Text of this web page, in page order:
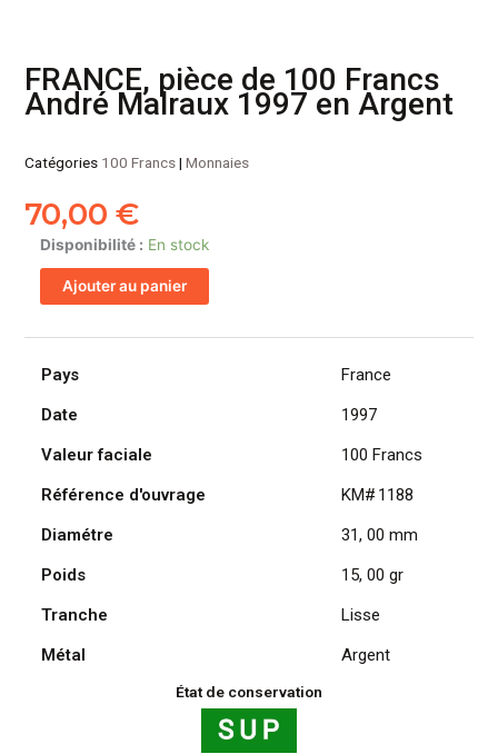
FRANCE, pièce de 100 Francs
André Malraux 1997 en Argent
Catégories 100 Francs|Monnaies
70,00€
Disponibilité : En stock
quantité
de
FRANCE,
de
100
André
1997
Ajouter au panier
Pays
France
Date
1997
Valeur faciale
100 Francs
Référence d'ouvrage
KM# 1188
Diamétre
31, 00 mm
Poids
15, 00 gr
Tranche
Lisse
Métal
Argent
État de conservation